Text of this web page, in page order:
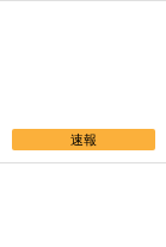
速報